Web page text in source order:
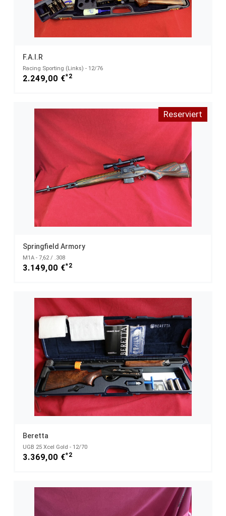
F.A.I.R
Racing Sporting (Links) - 12/76
2.249,00 €*2
Reserviert
Springfield Armory
M1A - 7,62 / .308
3.149,00 €*2
Beretta
UGB 25 Xcel Gold - 12/70
3.369,00 €*2